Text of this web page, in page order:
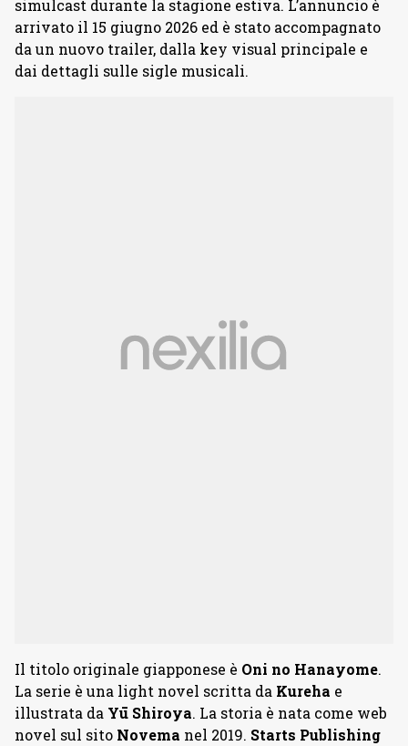
simulcast durante la stagione estiva. L’annuncio è
arrivato il 15 giugno 2026 ed è stato accompagnato
da un nuovo trailer, dalla key visual principale e
dai dettagli sulle sigle musicali.
Il titolo originale giapponese è Oni no Hanayome.
La serie è una light novel scritta da Kureha e
illustrata da Yū Shiroya. La storia è nata come web
novel sul sito Novema nel 2019. Starts Publishing